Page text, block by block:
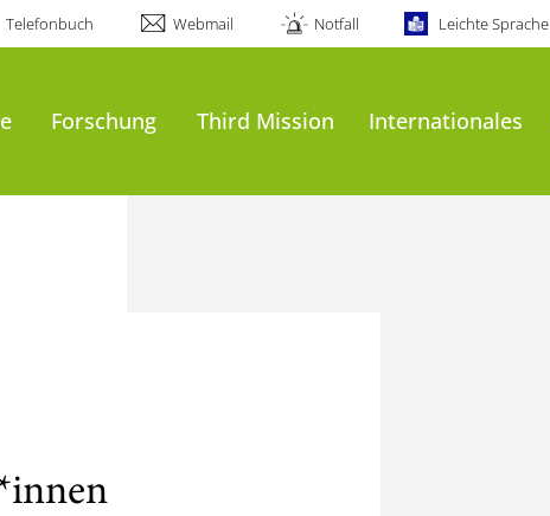
Telefonbuch Webmail Notfall Leichte Sprache
Forschung Third Mission Internationales